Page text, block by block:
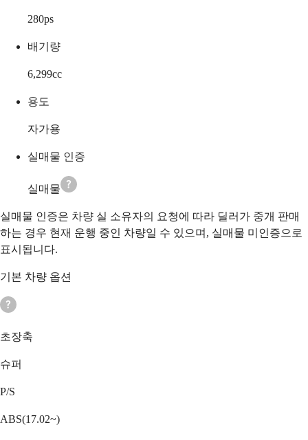
280ps
배기량
6,299cc
용도
자가용
실매물 인증
실매물
실매물 인증은 차량 실 소유자의 요청에 따라 딜러가 중개 판매
하는 경우 현재 운행 중인 차량일 수 있으며, 실매물 미인증으로
표시됩니다.
기본 차량 옵션
초장축
슈퍼
P/S
ABS(17.02~)